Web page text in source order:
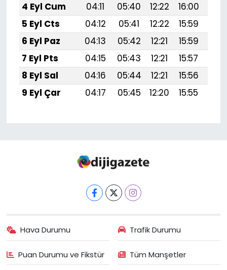
4 Eyl Cum
04:11 05:40 12:22 16:00
5 Eyl Cts
04:12 05:41 12:22 15:59
6 Eyl Paz
04:13 05:42 12:21 15:59
7 Eyl Pts
04:15 05:43 12:21 15:57
8 Eyl Sal
04:16 05:44 12:21 15:56
9 Eyl Çar
04:17 05:45 12:20 15:55
Hava Durumu Trafik Durumu
Puan Durumu ve Fikstür Tüm Manşetler